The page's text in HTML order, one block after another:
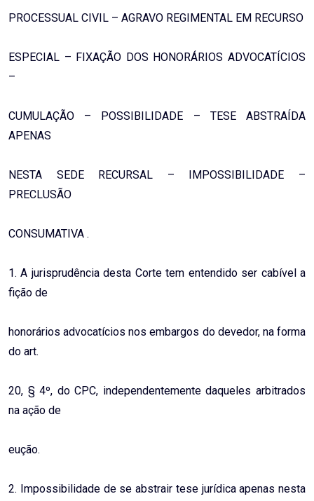
PROCESSUAL CIVIL – AGRAVO REGIMENTAL EM RECURSO
ESPECIAL – FIXAÇÃO DOS HONORÁRIOS ADVOCATÍCIOS
–
CUMULAÇÃO – POSSIBILIDADE – TESE ABSTRAÍDA
APENAS
NESTA SEDE RECURSAL – IMPOSSIBILIDADE –
PRECLUSÃO
CONSUMATIVA .
1. A jurisprudência desta Corte tem entendido ser cabível a
fição de
honorários advocatícios nos embargos do devedor, na forma
do art.
20, § 4º, do CPC, independentemente daqueles arbitrados
na ação de
eução.
2. Impossibilidade de se abstrair tese jurídica apenas nesta